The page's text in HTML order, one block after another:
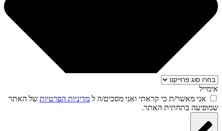
אימייל
אני מאשר/ת כי קראתי ואני מסכים/ה ל מדיניות הפרטיות של האתר
שמופיעה בתחתית האתר.